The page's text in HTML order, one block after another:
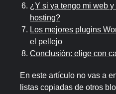
¿Y si ya tengo mi web
hosting?
Los mejores plugins
el pellejo
Conclusión: elige con
En este artículo no vas a
listas copiadas de otros